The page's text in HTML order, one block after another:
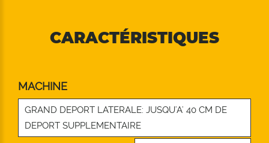
CARACTÉRISTIQUES
MACHINE
GRAND DEPORT LATERALE: JUSQU'A' 40 CM DE
DEPORT SUPPLEMENTAIRE